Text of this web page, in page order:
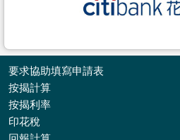
收
要求協助填寫申請表
按揭計算
按揭利率
印花稅